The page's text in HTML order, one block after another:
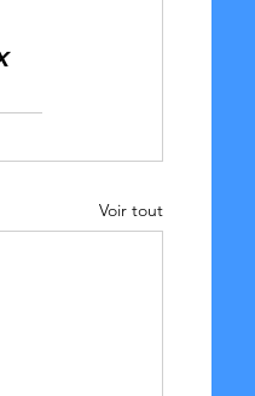
Voir tout